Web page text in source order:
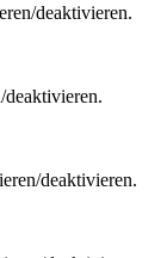
deaktivieren.
deaktivieren.